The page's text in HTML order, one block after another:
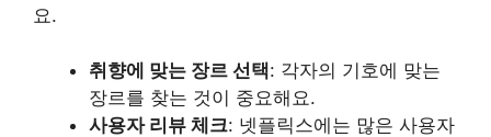
요.
취향에 맞는 장르 선택: 각자의 기호에 맞는
장르를 찾는 것이 중요해요.
사용자 리뷰 체크: 넷플릭스에는 많은 사용자